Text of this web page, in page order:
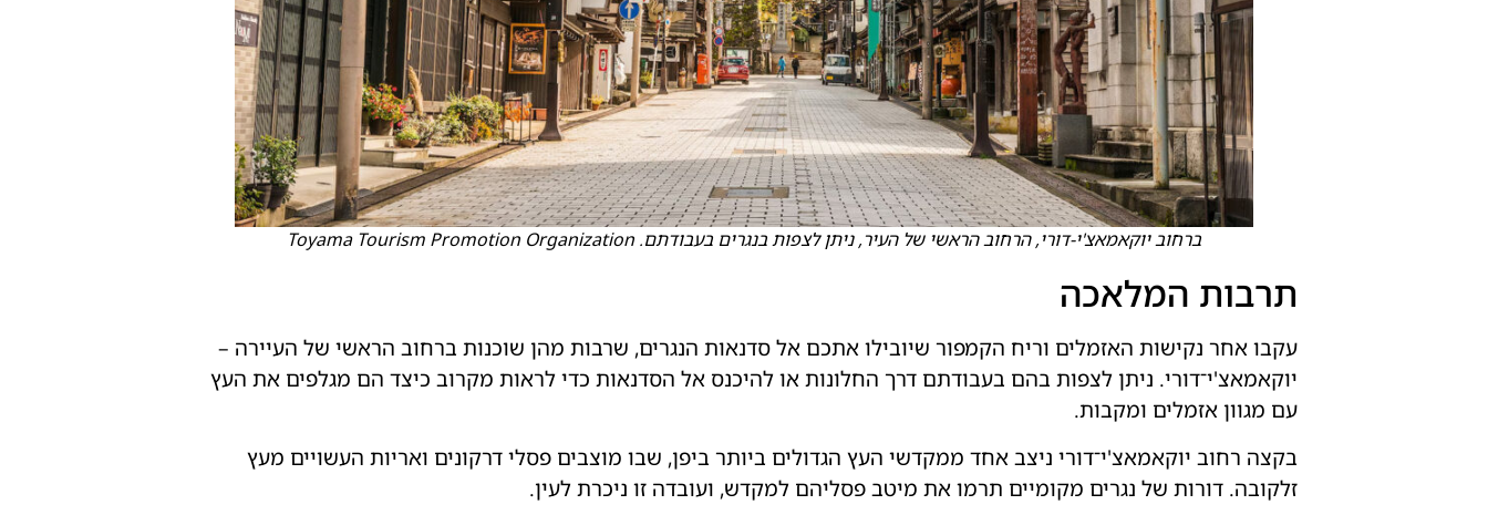
ברחוב יוקאמאצ'י-דורי, הרחוב הראשי של העיר, ניתן לצפות בנגרים בעבודתם. Toyama Tourism Promotion Organization
תרבות המלאכה
עקבו אחר נקישות האזמלים וריח הקמפור שיובילו אתכם אל סדנאות הנגרים, שרבות מהן שוכנות ברחוב הראשי של העיירה –
יוקאמאצ'י־דורי. ניתן לצפות בהם בעבודתם דרך החלונות או להיכנס אל הסדנאות כדי לראות מקרוב כיצד הם מגלפים את העץ
עם מגוון אזמלים ומקבות.
בקצה רחוב יוקאמאצ'י־דורי ניצב אחד ממקדשי העץ הגדולים ביותר ביפן, שבו מוצבים פסלי דרקונים ואריות העשויים מעץ
זלקובה. דורות של נגרים מקומיים תרמו את מיטב פסליהם למקדש, ועובדה זו ניכרת לעין.